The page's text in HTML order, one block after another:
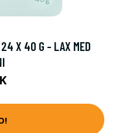
24 X 40 G - LAX MED